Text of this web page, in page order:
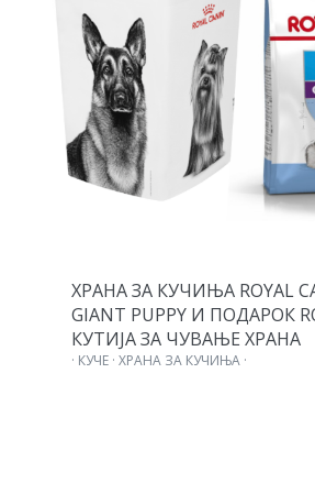
ХРАНА ЗА КУЧИЊА ROYAL
GIANT PUPPY И ПОДАРОК
КУТИЈА ЗА ЧУВАЊЕ ХРАНА
· КУЧЕ · ХРАНА ЗА КУЧИЊА ·